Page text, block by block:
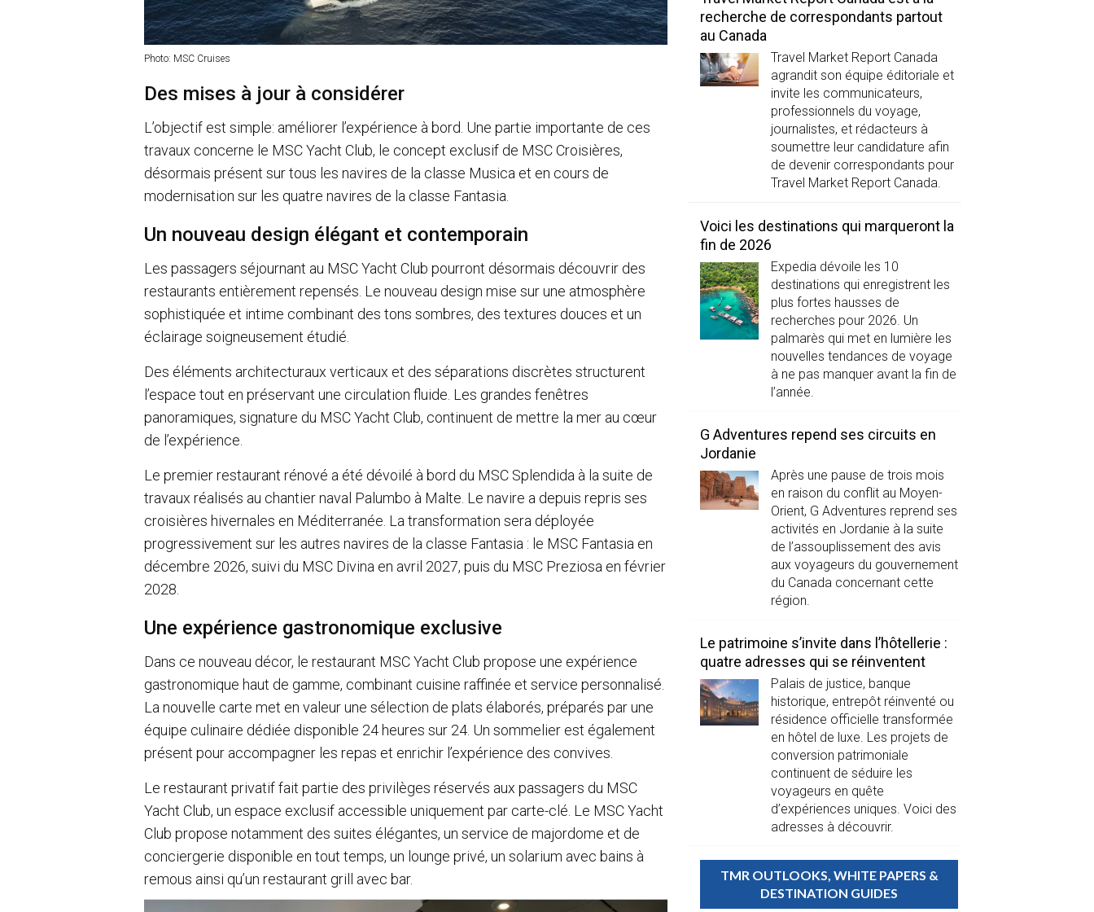
Photo: MSC Cruises
Des mises à jour à considérer
L’objectif est simple: améliorer l’expérience à bord. Une partie importante de ces
travaux concerne le MSC Yacht Club, le concept exclusif de MSC Croisières,
désormais présent sur tous les navires de la classe Musica et en cours de
modernisation sur les quatre navires de la classe Fantasia.
Un nouveau design élégant et contemporain
Les passagers séjournant au MSC Yacht Club pourront désormais découvrir des
restaurants entièrement repensés. Le nouveau design mise sur une atmosphère
sophistiquée et intime combinant des tons sombres, des textures douces et un
éclairage soigneusement étudié.
Des éléments architecturaux verticaux et des séparations discrètes structurent
l’espace tout en préservant une circulation fluide. Les grandes fenêtres
panoramiques, signature du MSC Yacht Club, continuent de mettre la mer au cœur
de l’expérience.
Le premier restaurant rénové a été dévoilé à bord du MSC Splendida à la suite de
travaux réalisés au chantier naval Palumbo à Malte. Le navire a depuis repris ses
croisières hivernales en Méditerranée. La transformation sera déployée
progressivement sur les autres navires de la classe Fantasia : le MSC Fantasia en
décembre 2026, suivi du MSC Divina en avril 2027, puis du MSC Preziosa en février
2028.
Une expérience gastronomique exclusive
Dans ce nouveau décor, le restaurant MSC Yacht Club propose une expérience
gastronomique haut de gamme, combinant cuisine raffinée et service personnalisé.
La nouvelle carte met en valeur une sélection de plats élaborés, préparés par une
équipe culinaire dédiée disponible 24 heures sur 24. Un sommelier est également
présent pour accompagner les repas et enrichir l’expérience des convives.
Le restaurant privatif fait partie des privilèges réservés aux passagers du MSC
Yacht Club, un espace exclusif accessible uniquement par carte-clé. Le MSC Yacht
Club propose notamment des suites élégantes, un service de majordome et de
conciergerie disponible en tout temps, un lounge privé, un solarium avec bains à
remous ainsi qu’un restaurant grill avec bar.
recherche de correspondants partout
au Canada
Travel Market Report Canada
agrandit son équipe éditoriale et
invite les communicateurs,
professionnels du voyage,
journalistes, et rédacteurs à
soumettre leur candidature afin
de devenir correspondants pour
Travel Market Report Canada.
Voici les destinations qui marqueront la
fin de 2026
Expedia dévoile les 10
destinations qui enregistrent les
plus fortes hausses de
recherches pour 2026. Un
palmarès qui met en lumière les
nouvelles tendances de voyage
à ne pas manquer avant la fin de
l’année.
G Adventures repend ses circuits en
Jordanie
Après une pause de trois mois
en raison du conflit au Moyen-
Orient, G Adventures reprend ses
activités en Jordanie à la suite
de l’assouplissement des avis
aux voyageurs du gouvernement
du Canada concernant cette
région.
Le patrimoine s’invite dans l’hôtellerie :
quatre adresses qui se réinventent
Palais de justice, banque
historique, entrepôt réinventé ou
résidence officielle transformée
en hôtel de luxe. Les projets de
conversion patrimoniale
continuent de séduire les
voyageurs en quête
d’expériences uniques. Voici des
adresses à découvrir.
TMR OUTLOOKS, WHITE PAPERS &
DESTINATION GUIDES